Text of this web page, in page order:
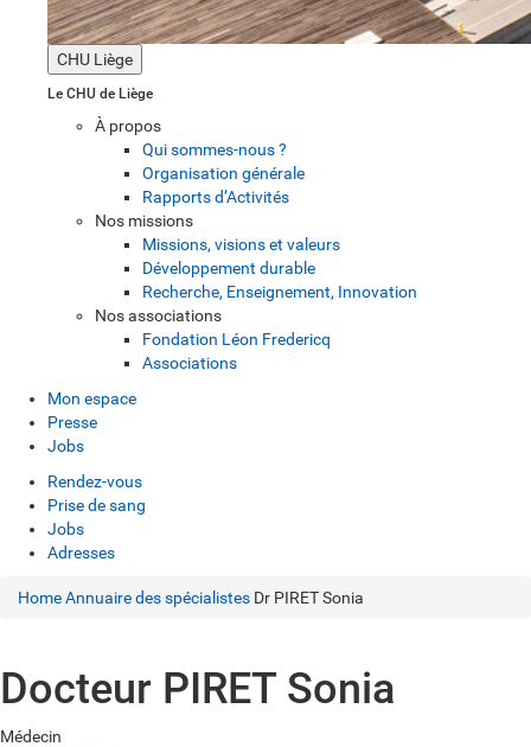
CHU Liège
Le CHU de Liège
À propos
Qui sommes-nous ?
Organisation générale
Rapports d’Activités
Nos missions
Missions, visions et valeurs
Développement durable
Recherche, Enseignement, Innovation
Nos associations
Fondation Léon Fredericq
Associations
Mon espace
Presse
Jobs
Rendez-vous
Prise de sang
Jobs
Adresses
HomeAnnuaire des spécialistes Dr PIRET Sonia
Docteur PIRET Sonia
Médecin